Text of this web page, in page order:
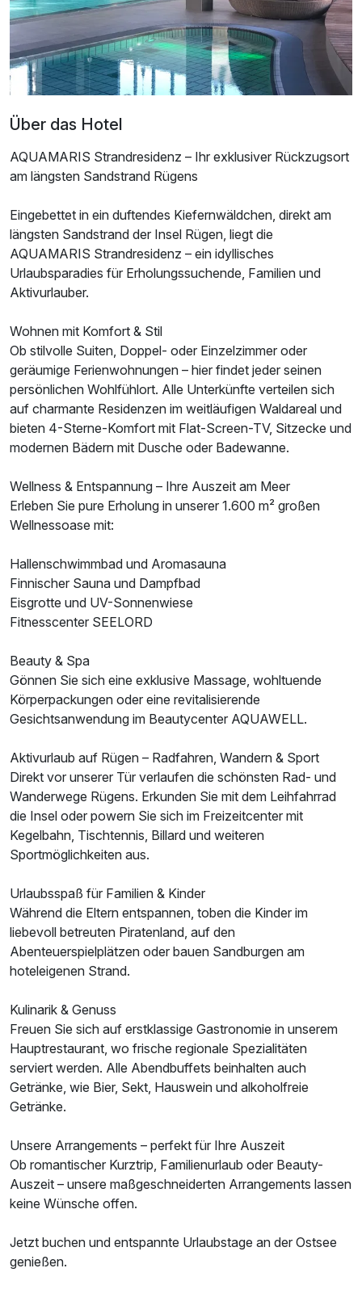
Ausstattung
Zusatznächte
Juniorsuite/n
2 Erwachsene und 2 Kinder
Ausstattung
Zusatznächte
Für 5 Tage p.P. ab 739,00 €
2 Erwachsene und 2 Kinder
Ausstattung
Über das Hotel
AQUAMARIS Strandresidenz – Ihr exklusiver Rückzugsort
am längsten Sandstrand Rügens
Eingebettet in ein duftendes Kiefernwäldchen, direkt am
längsten Sandstrand der Insel Rügen, liegt die
AQUAMARIS Strandresidenz – ein idyllisches
Urlaubsparadies für Erholungssuchende, Familien und
Aktivurlauber.
Wohnen mit Komfort & Stil
Ob stilvolle Suiten, Doppel- oder Einzelzimmer oder
geräumige Ferienwohnungen – hier findet jeder seinen
persönlichen Wohlfühlort. Alle Unterkünfte verteilen sich
auf charmante Residenzen im weitläufigen Waldareal und
bieten 4-Sterne-Komfort mit Flat-Screen-TV, Sitzecke und
modernen Bädern mit Dusche oder Badewanne.
Wellness & Entspannung – Ihre Auszeit am Meer
Erleben Sie pure Erholung in unserer 1.600 m² großen
Wellnessoase mit:
Hallenschwimmbad und Aromasauna
Finnischer Sauna und Dampfbad
Eisgrotte und UV-Sonnenwiese
Fitnesscenter SEELORD
Beauty & Spa
Gönnen Sie sich eine exklusive Massage, wohltuende
Körperpackungen oder eine revitalisierende
Gesichtsanwendung im Beautycenter AQUAWELL.
Aktivurlaub auf Rügen – Radfahren, Wandern & Sport
Direkt vor unserer Tür verlaufen die schönsten Rad- und
Wanderwege Rügens. Erkunden Sie mit dem Leihfahrrad
die Insel oder powern Sie sich im Freizeitcenter mit
Kegelbahn, Tischtennis, Billard und weiteren
Sportmöglichkeiten aus.
Urlaubsspaß für Familien & Kinder
Während die Eltern entspannen, toben die Kinder im
liebevoll betreuten Piratenland, auf den
Abenteuerspielplätzen oder bauen Sandburgen am
hoteleigenen Strand.
Kulinarik & Genuss
Freuen Sie sich auf erstklassige Gastronomie in unserem
Hauptrestaurant, wo frische regionale Spezialitäten
serviert werden. Alle Abendbuffets beinhalten auch
Getränke, wie Bier, Sekt, Hauswein und alkoholfreie
Getränke.
Unsere Arrangements – perfekt für Ihre Auszeit
Ob romantischer Kurztrip, Familienurlaub oder Beauty-
Auszeit – unsere maßgeschneiderten Arrangements lassen
keine Wünsche offen.
Jetzt buchen und entspannte Urlaubstage an der Ostsee
genießen.